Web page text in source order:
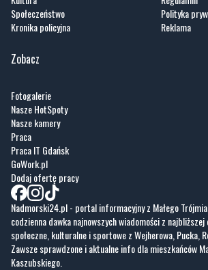
Społeczeństwo
Kronika policyjna
Polityka
Reklama
Zobacz
Fotogalerie
Nasze HotSpoty
Nasze kamery
Praca
Praca IT Gdańsk
GoWork.pl
Dodaj ofertę pracy
Nadmorski24.pl - portal informacyjny z Małego
codzienna dawka najnowszych wiadomości z
społeczne, kulturalne i sportowe z Wejherowa, Pucka,
Zawsze sprawdzone i aktualne info dla mieszkańców
Kaszubskiego.